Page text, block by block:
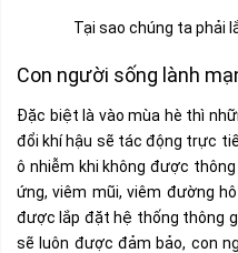
Tại sao chúng ta phải
Con người sống lành
Đặc biệt là vào mùa hè thì
đổi khí hậu sẽ tác động trực
ô nhiễm khi không được
ứng, viêm mũi, viêm đường
được lắp đặt hệ thống thông
sẽ luôn được đảm bảo, con